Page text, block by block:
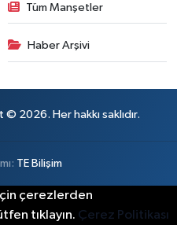
Tüm Manşetler
Haber Arşivi
2026. Her hakkı saklıdır.
TE Bilişim
çerezlerden
tıklayın. Çerez Politikası